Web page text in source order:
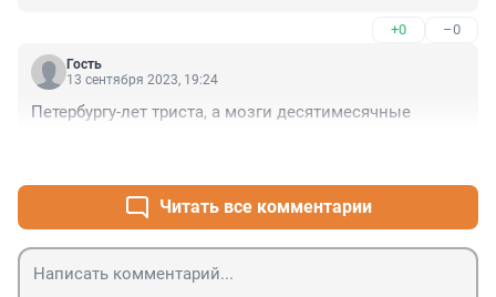
+0 –0
Гость
13 сентября 2023, 19:24
Петербургу-лет триста, а мозги десятимесячные
Читать все комментарии